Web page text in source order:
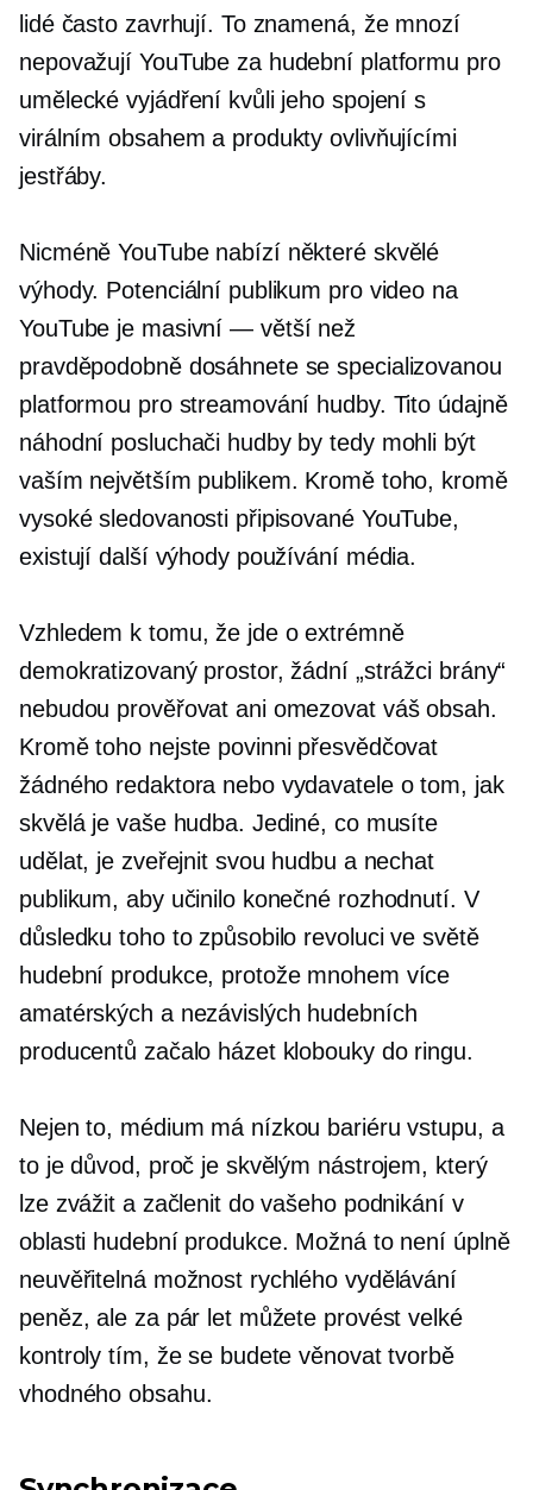
lidé často zavrhují. To znamená, že mnozí
nepovažují YouTube za hudební platformu pro
umělecké vyjádření kvůli jeho spojení s
virálním obsahem a produkty ovlivňujícími
jestřáby.
Nicméně YouTube nabízí některé skvělé
výhody. Potenciální publikum pro video na
YouTube je masivní — většínež
pravděpodobně dosáhnete se specializovanou
platformou pro streamování hudby. Tito údajně
náhodní posluchači hudby by tedy mohli být
vaším největším publikem. Kromě toho, kromě
vysoké sledovanosti připisované YouTube,
existují další výhody používání média.
Vzhledem k tomu, že jde o extrémně
demokratizovaný prostor, žádní „strážci brány“
nebudou prověřovat ani omezovat váš obsah.
Kromě toho nejste povinni přesvědčovat
žádného redaktora nebo vydavatele o tom, jak
skvělá je vaše hudba. Jediné, co musíte
udělat, je zveřejnit svou hudbu a nechat
publikum, aby učinilo konečné rozhodnutí. V
důsledku toho to způsobilo revoluci ve světě
hudební produkce, protože mnohem více
amatérských a nezávislých hudebních
producentů začalo házet klobouky do ringu.
Nejen to, médium má nízkou bariéru vstupu, a
to je důvod, proč je skvělým nástrojem, který
lze zvážit a začlenit do vašeho podnikání v
oblasti hudební produkce. Možná to není úplně
neuvěřitelná možnost rychlého vydělávání
peněz, ale za pár let můžete provést velké
kontroly tím, že se budete věnovat tvorbě
vhodného obsahu.